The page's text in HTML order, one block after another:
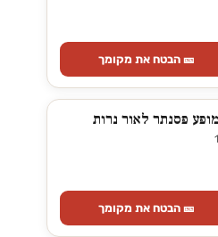
🎫 הבטח את מקומך
🎫 הבטח את מקומך